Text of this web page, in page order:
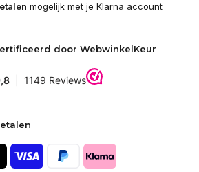
mogelijk met je Klarna account
door WebwinkelKeur